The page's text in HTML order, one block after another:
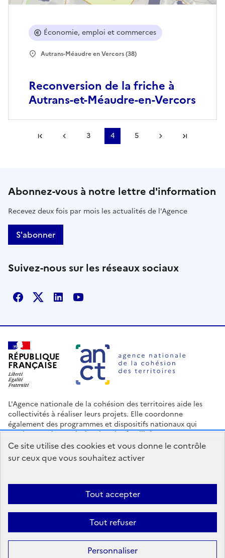
Ce site utilise des cookies et vous donne le contrôle
sur ceux que vous souhaitez activer
Tout accepter
Tout refuser
Personnaliser
Reconversion de la friche à
Autrans-et-Méaudre-en-Vercors
Économie, emploi et commerces
Autrans-Méaudre en Vercors (38)
Première pagePage précédente
3 4 5 Page suivante
Abonnez-vous à notre lettre d'information
Recevez deux fois par mois les actualités de l'Agence
S'abonner
Suivez-nous sur les réseaux sociaux
Facebook
X LinkedinYoutube
RÉPUBLIQUE
FRANÇAISE
L'Agence nationale de la cohésion des territoires aide les
collectivités à réaliser leurs projets. Elle coordonne
également des programmes et dispositifs nationaux qui
soutiennent les territoires les plus fragilisés.
Espace Presse Logo ANCT
data.gouv.fr
Accessibilité : Partiellement conforme Mentions légales
Politique
Sauf mention contraire, tous les contenus de ce site sont sous